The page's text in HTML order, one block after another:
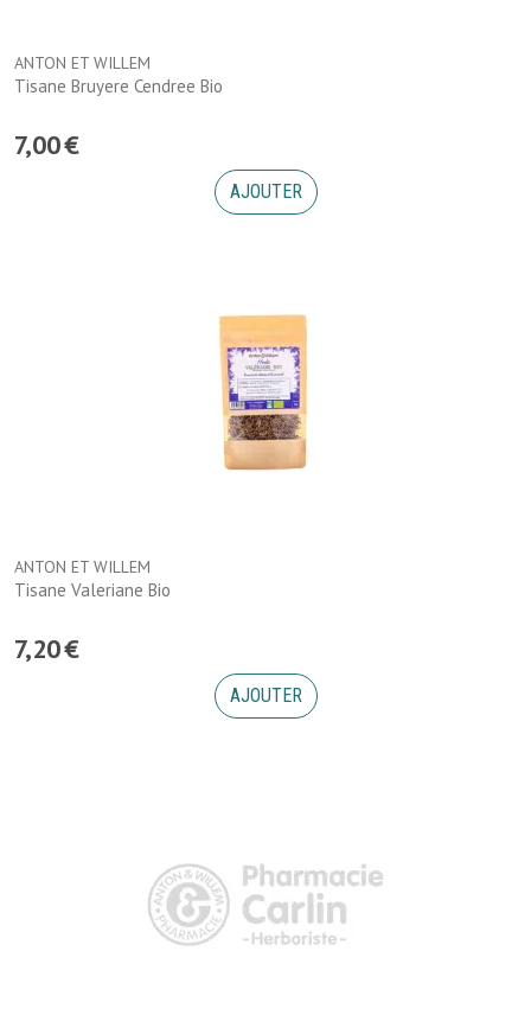
ANTON ET WILLEM
Tisane Bruyere Cendree Bio
7,00€
AJOUTER
ANTON ET WILLEM
Tisane Valeriane Bio
7,20€
AJOUTER